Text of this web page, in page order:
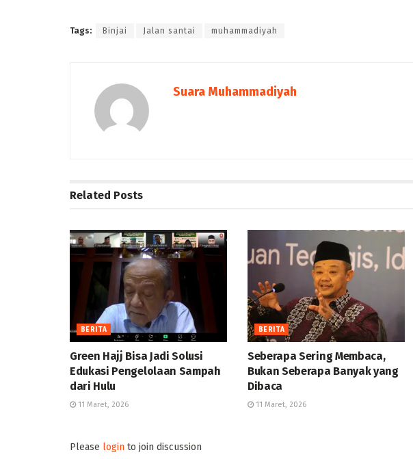
Tags: Binjai Jalan santai muhammadiyah
Suara Muhammadiyah
Related Posts
BERITA
Green Hajj Bisa Jadi Solusi
Edukasi Pengelolaan Sampah
dari Hulu
11 Maret, 2026
BERITA
Seberapa Sering Membaca,
Bukan Seberapa Banyak yang
Dibaca
11 Maret, 2026
Please login to join discussion